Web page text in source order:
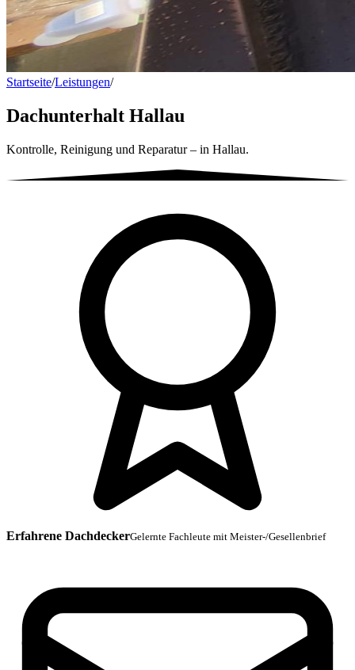
Startseite/Leistungen/Dachunterhalt Hallau
Dachunterhalt Hallau
Kontrolle, Reinigung und Reparatur – in Hallau.
Erfahrene DachdeckerGelernte Fachleute mit Meister-/Gesellenbrief